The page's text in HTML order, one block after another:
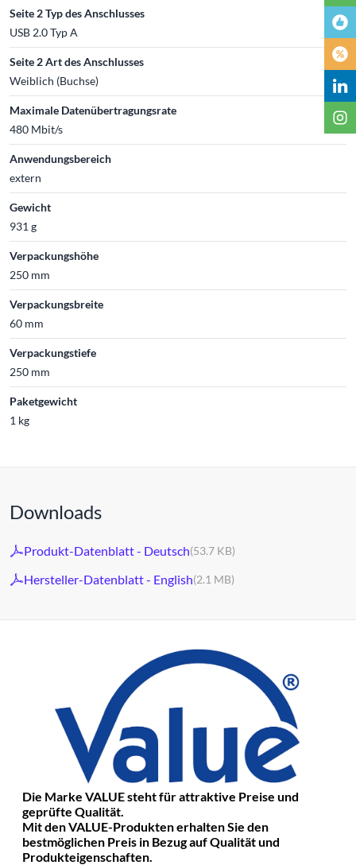
Seite 2 Typ des Anschlusses
USB 2.0 Typ A
Seite 2 Art des Anschlusses
Weiblich (Buchse)
Maximale Datenübertragungsrate
480 Mbit/s
Anwendungsbereich
extern
Gewicht
931 g
Verpackungshöhe
250 mm
Verpackungsbreite
60 mm
Verpackungstiefe
250 mm
Paketgewicht
1 kg
Downloads
Produkt-Datenblatt - Deutsch(53.7 KB)
Hersteller-Datenblatt - English(2.1 MB)
Die Marke VALUE steht für attraktive Preise und
geprüfte Qualität.
Mit den VALUE-Produkten erhalten Sie den
bestmöglichen Preis in Bezug auf Qualität und
Produkteigenschaften.